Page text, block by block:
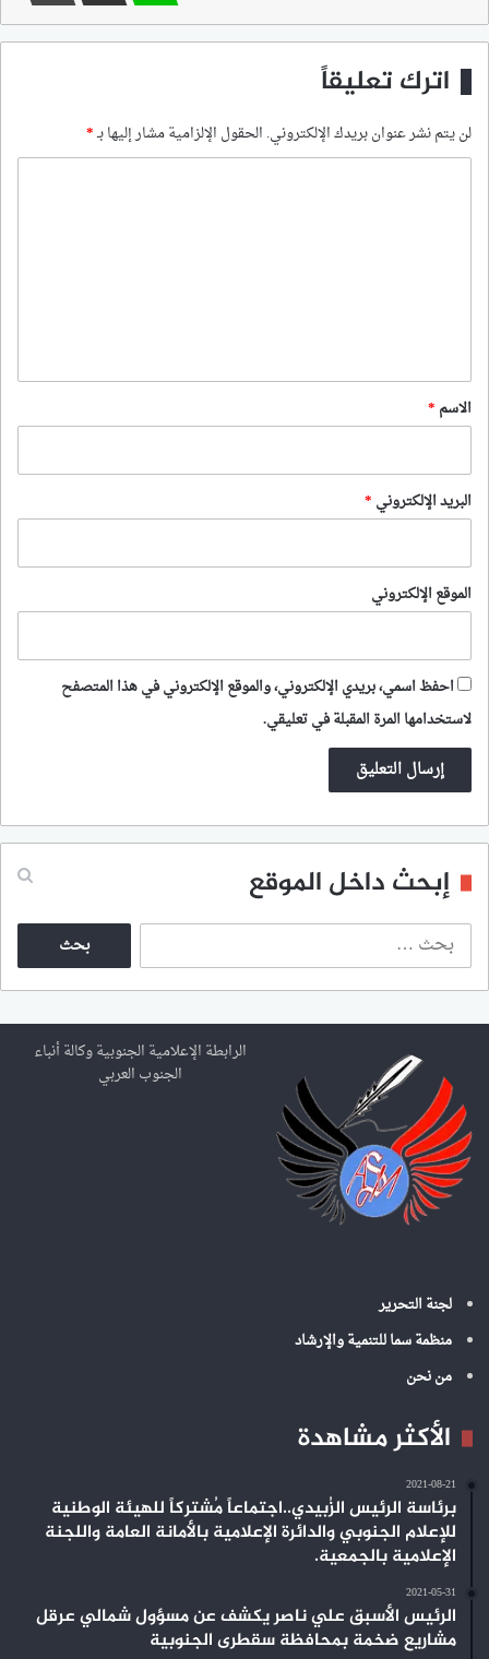
اترك تعليقاً
لن يتم نشر عنوان بريدك الإلكتروني. الحقول الإلزامية مشار إليها بـ*
*
الاسم *
البريد الإلكتروني *
الموقع الإلكتروني
احفظ اسمي، بريدي الإلكتروني، والموقع الإلكتروني في هذا المتصفح
لاستخدامها المرة المقبلة في تعليقي.
إبحث داخل الموقع
ث
ع
ن
الرابطة الإعلامية الجنوبية وكالة أنباء
الجنوب العربي
لجنة التحرير
منظمة سما للتنمية والإرشاد
من نحن
الأكثر مشاهدة
2021-08-21
برئاسة الرئيس الزُبيدي..اجتماعاً مُشتركاً للهيئة الوطنية
للإعلام الجنوبي والدائرة الإعلامية بالأمانة العامة واللجنة
الإعلامية بالجمعية.
2021-05-31
الرئيس الأسبق علي ناصر يكشف عن مسؤول شمالي عرقل
مشاريع ضخمة بمحافظة سقطرى الجنوبية